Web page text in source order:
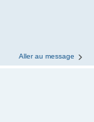
Aller au message